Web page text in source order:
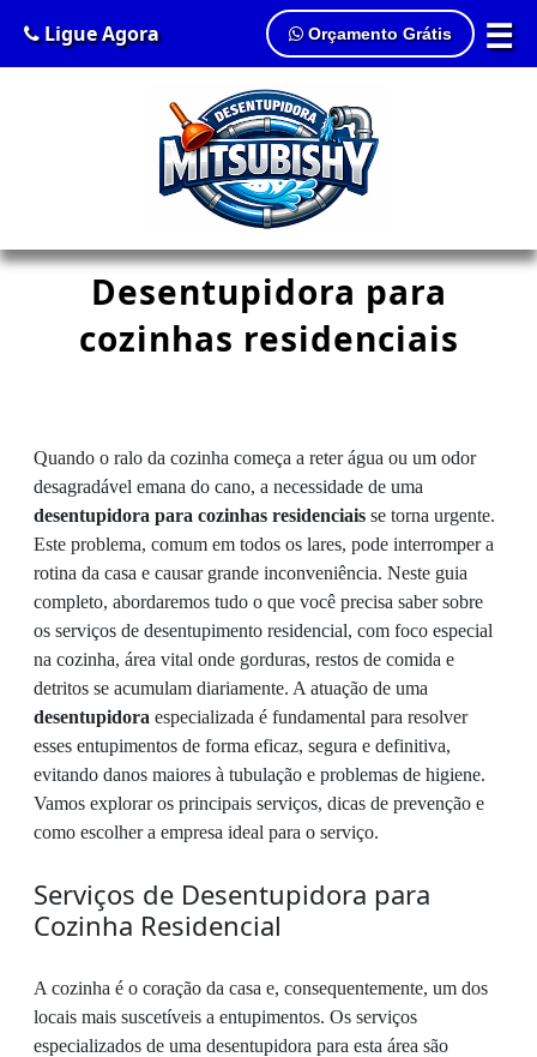
☰
Ligue Agora Orçamento Grátis
Desentupidora para
cozinhas residenciais
Quando o ralo da cozinha começa a reter água ou um odor
desagradável emana do cano, a necessidade de uma
desentupidora para cozinhas residenciais se torna urgente.
Este problema, comum em todos os lares, pode interromper a
rotina da casa e causar grande inconveniência. Neste guia
completo, abordaremos tudo o que você precisa saber sobre
os serviços de desentupimento residencial, com foco especial
na cozinha, área vital onde gorduras, restos de comida e
detritos se acumulam diariamente. A atuação de uma
desentupidora especializada é fundamental para resolver
esses entupimentos de forma eficaz, segura e definitiva,
evitando danos maiores à tubulação e problemas de higiene.
Vamos explorar os principais serviços, dicas de prevenção e
como escolher a empresa ideal para o serviço.
Serviços de Desentupidora para
Cozinha Residencial
A cozinha é o coração da casa e, consequentemente, um dos
locais mais suscetíveis a entupimentos. Os serviços
especializados de uma desentupidora para esta área são